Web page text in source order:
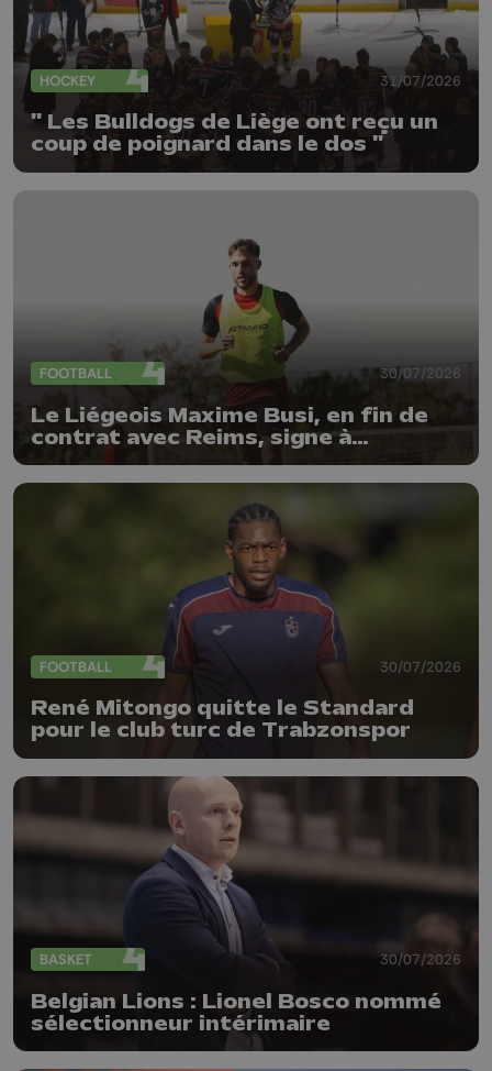
HOCKEY 31/07/2026
" Les Bulldogs de Liège ont reçu un
coup de poignard dans le dos "
FOOTBALL 30/07/2026
Le Liégeois Maxime Busi, en fin de
contrat avec Reims, signe à
l'Antwerp
FOOTBALL 30/07/2026
René Mitongo quitte le Standard
pour le club turc de Trabzonspor
BASKET 30/07/2026
Belgian Lions : Lionel Bosco nommé
sélectionneur intérimaire